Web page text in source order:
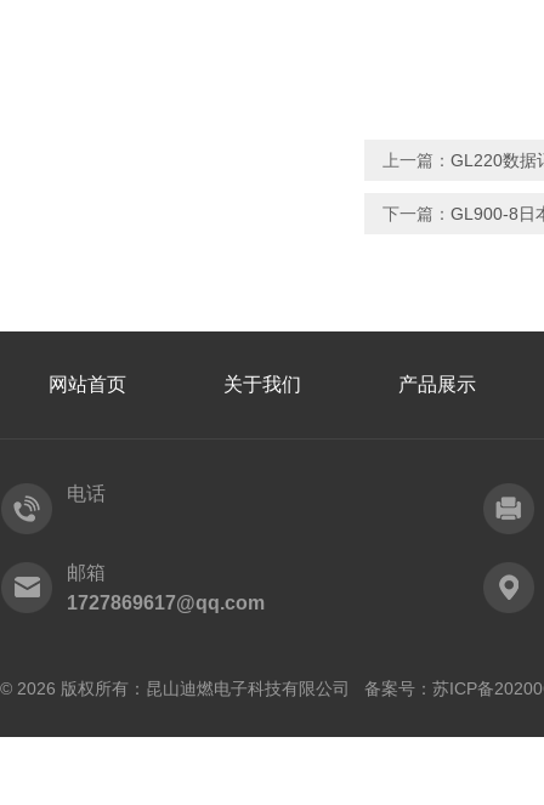
上一篇： GL220数据
下一篇： GL900-8日
网站首页 关于我们 产品展示
电话
邮箱
1727869617@qq.com
© 2026 版权所有：昆山迪燃电子科技有限公司 备案号： 苏ICP备